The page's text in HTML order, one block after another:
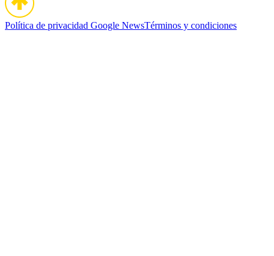
Política de privacidad Google NewsTérminos y condiciones